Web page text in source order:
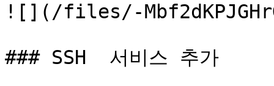
![](/files/-
### SSH  서비스 추가